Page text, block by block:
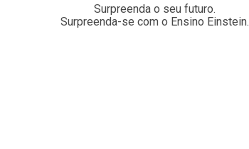
Surpreenda o seu futuro.
Surpreenda-se com o Ensino Einstein.